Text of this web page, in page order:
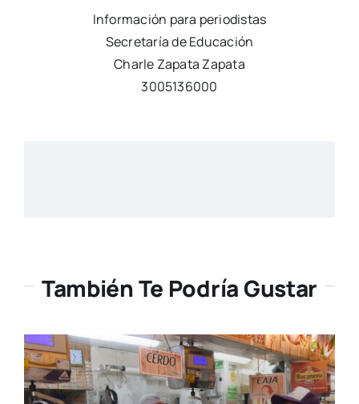
Información para periodistas
Secretaría de Educación
Charle Zapata Zapata
3005136000
También Te Podría Gustar